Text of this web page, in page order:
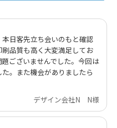
日客先立ち会いのもと確認
品質も高く大変満足してお
ございませんでした。今回は
。また機会がありましたら
デザイン会社N N様